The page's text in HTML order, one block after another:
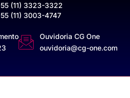
(11) 3323-3322
(11) 3003-4747
Ouvidoria CG One
ouvidoria@cg-one.com